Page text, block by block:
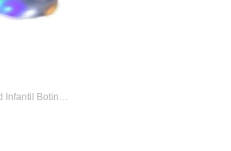
Tenis Masculino de Led Infantil Botinha ...